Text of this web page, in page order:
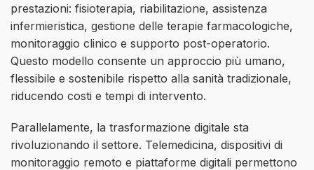
prestazioni: fisioterapia, riabilitazione, assistenza
infermieristica, gestione delle terapie farmacologiche,
monitoraggio clinico e supporto post-operatorio.
Questo modello consente un approccio più umano,
flessibile e sostenibile rispetto alla sanità tradizionale,
riducendo costi e tempi di intervento.
Parallelamente, la trasformazione digitale sta
rivoluzionando il settore. Telemedicina, dispositivi di
monitoraggio remoto e piattaforme digitali permettono